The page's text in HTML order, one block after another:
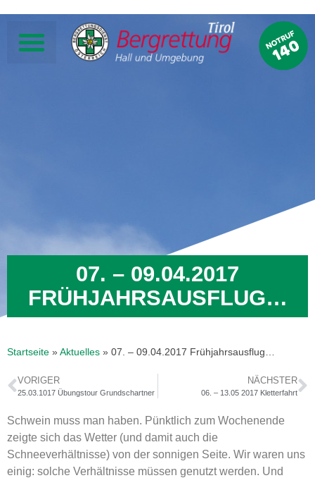
07. – 09.04.2017
FRÜHJAHRSAUSFLUG…
Startseite » Aktuelles » 07. – 09.04.2017 Frühjahrsausflug…
VORIGER
25.03.1017 Übungstour Grundschartner
NÄCHSTER
06. – 13.05 2017 Kletterfahrt
Schwein muss man haben. Pünktlich zum Wochenende
zeigte sich das Wetter (und damit auch die
Schneeverhältnisse) von der sonnigen Seite. Wir waren uns
einig: solche Verhältnisse müssen genutzt werden. Und